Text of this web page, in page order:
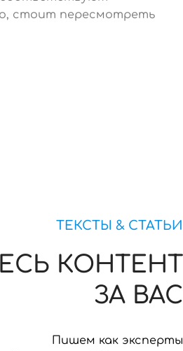
стоит пересмотреть
ТЕКСТЫ & СТАТЬИ
КОНТЕНТ
ЗА ВАС
Пишем как эксперты